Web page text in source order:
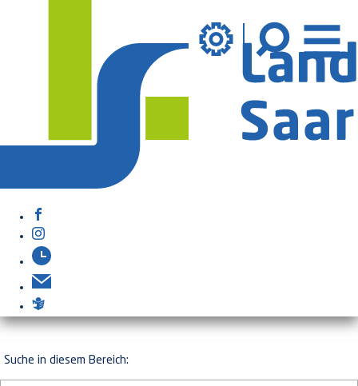
Suche in diesem Bereich: